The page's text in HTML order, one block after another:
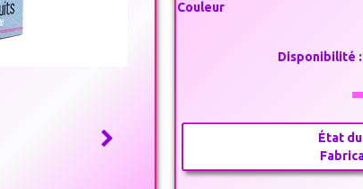
Couleur
Disponibilité :
État